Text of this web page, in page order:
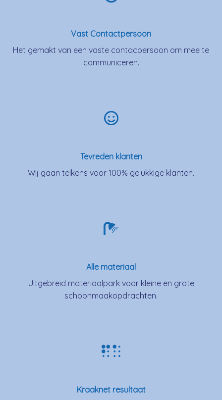
Vast Contactpersoon
Het gemakt van een vaste contacpersoon om mee te
communiceren.
Tevreden klanten
Wij gaan telkens voor 100% gelukkige klanten.
Alle materiaal
Uitgebreid materiaalpark voor kleine en grote
schoonmaakopdrachten.
Kraaknet resultaat